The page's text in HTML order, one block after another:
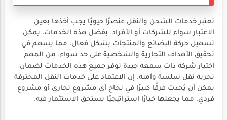
تعتبر خدمات الشحن والنقل عنصرًا حيويًا يجب أخذها بعين
الاعتبار سواء للشركات أو الأفراد. بفضل هذه الخدمات، يمكن
تسهيل حركة البضائع والمنتجات بشكل فعال، مما يسهم في
تحقيق الأهداف التجارية والشخصية على حد سواء. من المهم
اختيار شركة ذات سمعة جيدة توفر جميع هذه الخدمات لضمان
تجربة نقل سلسة وآمنة. إن الاعتماد على خدمات النقل المحترفة
يمكن أن يُحدث فرقًا كبيرًا في نجاح أي مشروع تجاري أو مشروع
فردي، مما يجعلها خيارًا استراتيجيًا يستحق الاستثمار فيه.